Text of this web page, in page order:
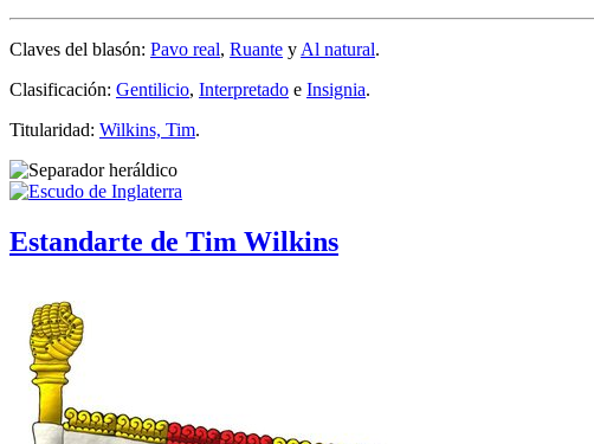
Claves del blasón: Pavo real, Ruante y Al natural.
Clasificación: Gentilicio, Interpretado e Insignia.
Titularidad: Wilkins, Tim.
Estandarte de Tim Wilkins